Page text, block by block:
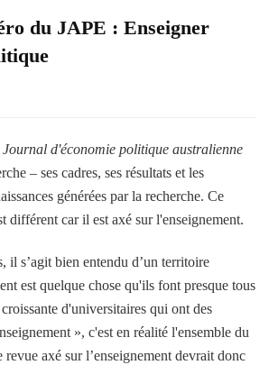
du JAPE : Enseigner
Journal d'économie politique australienne
– ses cadres, ses résultats et les
générées par la recherche. Ce
différent car il est axé sur l'enseignement.
il s’agit bien entendu d’un territoire
est quelque chose qu'ils font presque tous
d'universitaires qui ont des
», c'est en réalité l'ensemble du
axé sur l’enseignement devrait donc